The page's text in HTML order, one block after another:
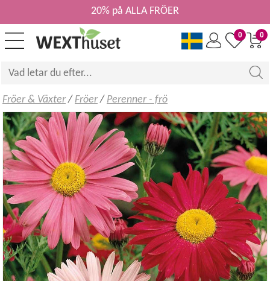
0
0
20% på ALLA FRÖER
Fröer & Växter/ Fröer/ Perenner - frö